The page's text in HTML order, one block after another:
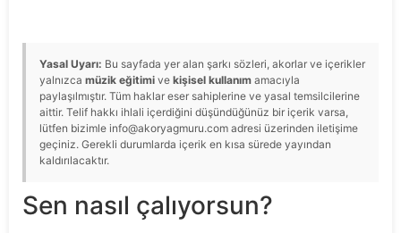
Yasal Uyarı: Bu sayfada yer alan şarkı sözleri, akorlar ve içerikler
yalnızca müzik eğitimi ve kişisel kullanım amacıyla
paylaşılmıştır. Tüm haklar eser sahiplerine ve yasal temsilcilerine
aittir. Telif hakkı ihlali içerdiğini düşündüğünüz bir içerik varsa,
lütfen bizimle info@akoryagmuru.com adresi üzerinden iletişime
geçiniz. Gerekli durumlarda içerik en kısa sürede yayından
kaldırılacaktır.
Sen nasıl çalıyorsun?